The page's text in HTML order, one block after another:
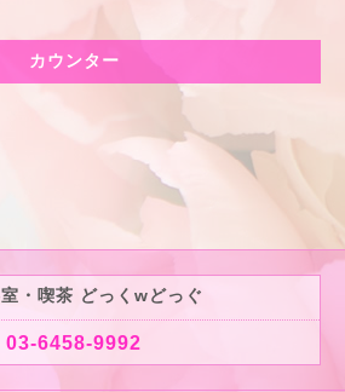
カウンター
・喫茶 どっくwどっぐ
03-6458-9992